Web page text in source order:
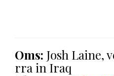
Oms: Josh Laine,
rra in Iraq